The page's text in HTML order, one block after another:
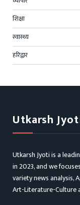
शिक्षा
स्वास्थ्य
हरिद्वार
Utkarsh
Utkarsh Jyoti is a
in 2023, and we
variety news analysis,
Art-Literature-Culture